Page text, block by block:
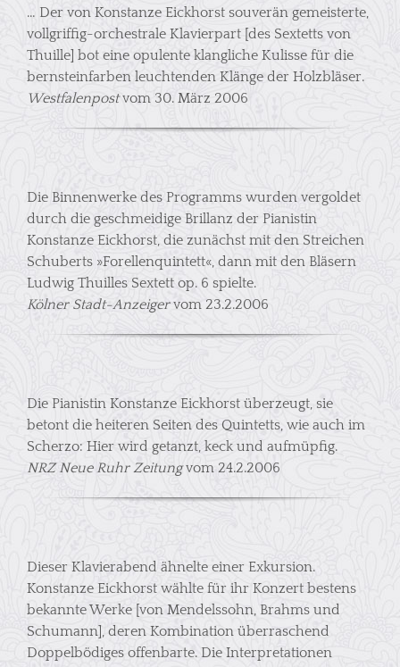
… Der von Konstanze Eickhorst souverän gemeisterte,
vollgriffig-orchestrale Klavierpart [des Sextetts von
Thuille] bot eine opulente klangliche Kulisse für die
bernsteinfarben leuchtenden Klänge der Holzbläser.
Westfalenpostvom 30. März 2006
Die Binnenwerke des Programms wurden vergoldet
durch die geschmeidige Brillanz der Pianistin
Konstanze Eickhorst, die zunächst mit den Streichen
Schuberts »Forellenquintett«, dann mit den Bläsern
Ludwig Thuilles Sextett op. 6 spielte.
Kölner Stadt-Anzeigervom 23.2.2006
Die Pianistin Konstanze Eickhorst überzeugt, sie
betont die heiteren Seiten des Quintetts, wie auch im
Scherzo: Hier wird getanzt, keck und aufmüpfig.
NRZ Neue Ruhr Zeitungvom 24.2.2006
Dieser Klavierabend ähnelte einer Exkursion.
Konstanze Eickhorst wählte für ihr Konzert bestens
bekannte Werke [von Mendelssohn, Brahms und
Schumann], deren Kombination überraschend
Doppelbödiges offenbarte. Die Interpretationen